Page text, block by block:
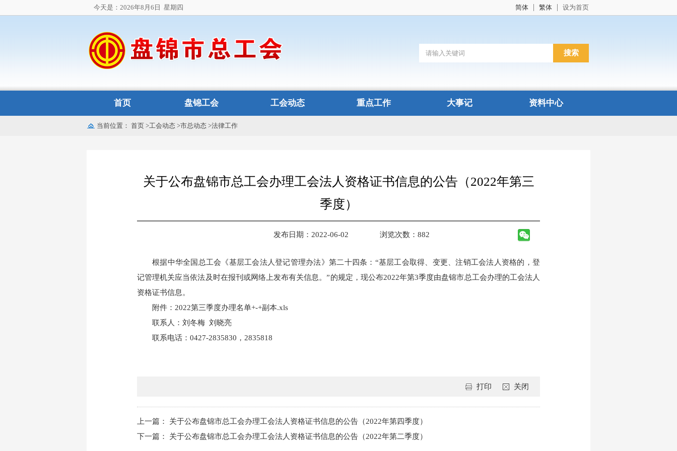
今天是：2026年8月6日 星期四 简体 繁体 设为首页
首页 盘锦工会 工会动态 重点工作 大事记 资料中心
当前位置： 首页 >工会动态 >市总动态 >法律工作
关于公布盘锦市总工会办理工会法人资格证书信息的公告（2022年第三
季度）
发布日期：2022-06-02 浏览次数： 882
根据中华全国总工会《基层工会法人登记管理办法》第二十四条： “基层工会取得、变更、注销工会法人资格的，登
记管理机关应当依法及时在报刊或网络上发布有关信息。”的规定，现公布2022年第3季度由盘锦市总工会办理的工会法人
资格证书信息。
附件： 2022第三季度办理名单+-+副本.xls
联系 人 ：刘冬梅 刘晓亮
联系电话： 0427-2835830，2835818
关闭
打印
上一篇： 关于公布盘锦市总工会办理工会法人资格证书信息的公告（2022年第四季度）
下一篇： 关于公布盘锦市总工会办理工会法人资格证书信息的公告（2022年第二季度）